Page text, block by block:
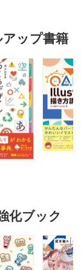
ップ書籍
化ブック